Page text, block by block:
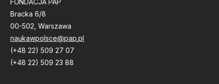
FUNDACJA PAP
Bracka 6/8
00-502, Warszawa
naukawpolsce@pap.pl
(+48 22) 509 27 07
(+48 22) 509 23 88